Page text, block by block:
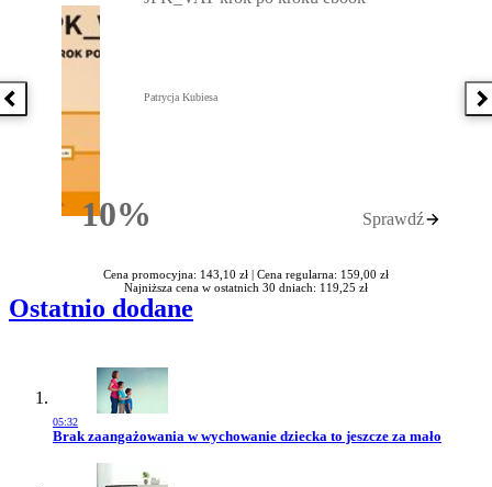
Poprzednia książka
10%Rabatu
Patrycja Kubiesa
Sprawdź
Cena promocyjna: 143,10 zł | Cena regularna: 159,00 zł
Najniższa cena w ostatnich 30 dniach: 119,25 zł
Ostatnio dodane
05:32
Przejdź do artykułu:
Brak zaangażowania w wychowanie dziecka to jeszcze za mało